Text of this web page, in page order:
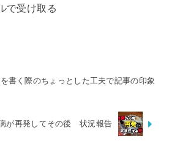
で受け取る
書く際のちょっとした工夫で記事の印象
が再発してその後 状況報告